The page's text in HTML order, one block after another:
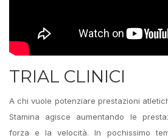
TRIAL CLINICI
A chi vuole potenziare prestazioni
Stamina agisce aumentando le
forza e la velocità. In pochissimo